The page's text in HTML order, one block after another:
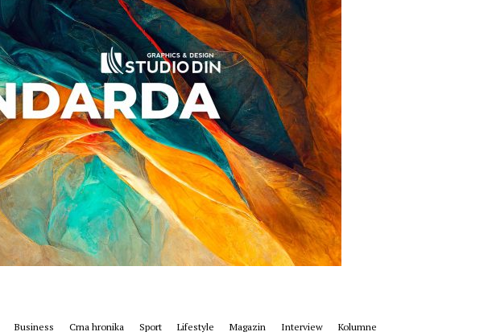
Business Crna hronika Sport Lifestyle Magazin Interview Kolumne